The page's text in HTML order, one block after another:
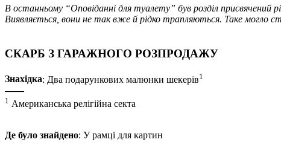
В останньому “Оповіданні для туалету” був розділ присвячений
Виявляється, вони не так вже й рідко трапляються. Таке могло
СКАРБ З ГАРАЖНОГО РОЗПРОДАЖУ
Знахідка: Два подарункових малюнки шекерів1
——
1 Американська релігійна секта
Де було знайдено: У рамці для картин